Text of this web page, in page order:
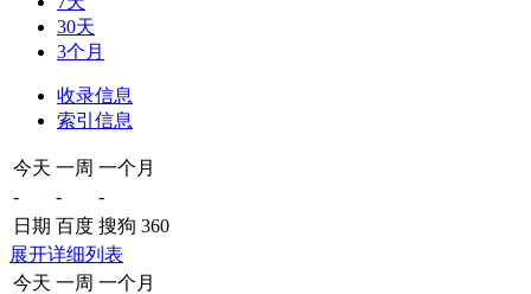
30天
3个月
收录信息
索引信息
今天 一周 一个月
-
-
-
日期 百度 搜狗 360
展开详细列表
今天 一周 一个月